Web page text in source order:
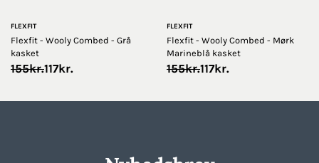
FLEXFIT
Flexfit - Wooly Combed - Grå
kasket
155kr.
Original
155kr..
117kr.
Current
117kr..
FLEXFIT
Flexfit - Wooly Combed - Mørk
Marineblå kasket
155kr.
Original
155kr..
117kr.
Current
117kr..